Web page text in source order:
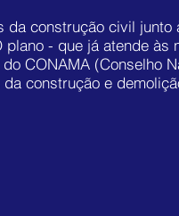
construção civil
- que já atende
CONAMA (Conselho
construção e